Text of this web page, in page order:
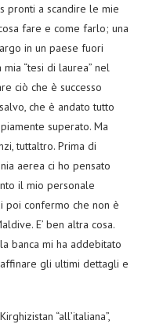
pronti a scandire le mie
fare e come farlo; una
in un paese fuori
“tesi di laurea” nel
ciò che è successo
che è andato tutto
superato. Ma
tuttaltro. Prima di
aerea ci ho pensato
il mio personale
poi confermo che non è
E’ ben altra cosa.
banca mi ha addebitato
gli ultimi dettagli e
“all’italiana”,